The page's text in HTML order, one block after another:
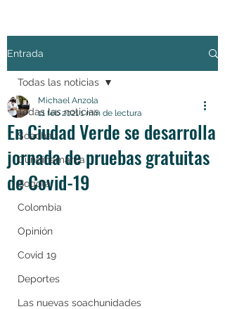
Entrada
Todas las noticias
Soacha
Cundinamarca
Bogotá
Colombia
Opinión
Covid 19
Deportes
Las nuevas soachunidades
Todas las noticias
En Ciudad Verde se desarrolla
jornada de pruebas gratuitas
de Covid-19
Michael Anzola
11 feb 20211 min de lectura